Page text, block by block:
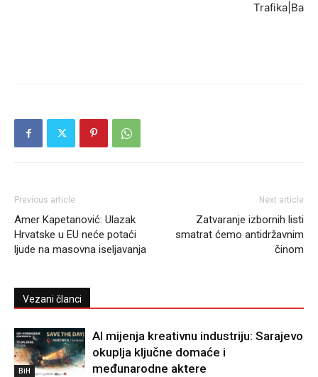
Trafika|Ba
Previous article
Amer Kapetanović: Ulazak
Hrvatske u EU neće potaći
ljude na masovna iseljavanja
Next article
Zatvaranje izbornih listi
smatrat ćemo antidržavnim
činom
Vezani članci
BiH
AI mijenja kreativnu industriju: Sarajevo
okuplja ključne domaće i
međunarodne aktere